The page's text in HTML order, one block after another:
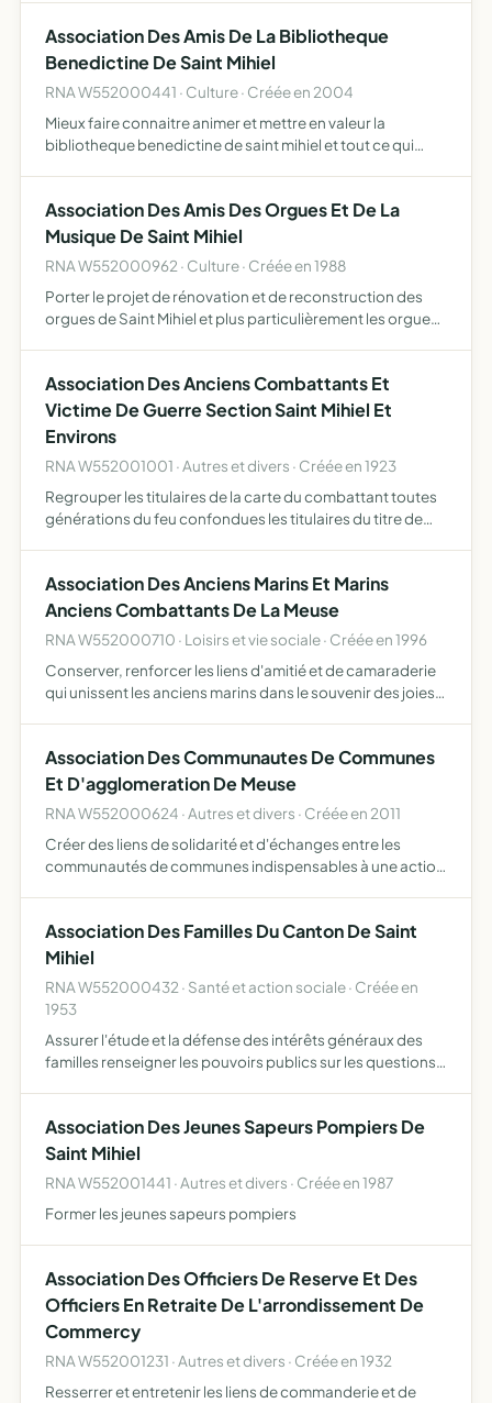
Association Des Amis De La Bibliotheque
Benedictine De Saint Mihiel
RNA W552000441 · Culture · Créée en 2004
Mieux faire connaitre animer et mettre en valeur la
bibliotheque benedictine de saint mihiel et tout ce qui
Association Des Amis Des Orgues Et De La
Musique De Saint Mihiel
RNA W552000962 · Culture · Créée en 1988
Porter le projet de rénovation et de reconstruction des
orgues de Saint Mihiel et plus particulièrement les orgues
Association Des Anciens Combattants Et
Victime De Guerre Section Saint Mihiel Et
Environs
RNA W552001001 · Autres et divers · Créée en 1923
Regrouper les titulaires de la carte du combattant toutes
générations du feu confondues les titulaires du titre de
Association Des Anciens Marins Et Marins
Anciens Combattants De La Meuse
RNA W552000710 · Loisirs et vie sociale · Créée en 1996
Conserver, renforcer les liens d'amitié et de camaraderie
qui unissent les anciens marins dans le souvenir des joies,
Association Des Communautes De Communes
Et D'agglomeration De Meuse
RNA W552000624 · Autres et divers · Créée en 2011
Créer des liens de solidarité et d'échanges entre les
communautés de communes indispensables à une action
expérience…
Association Des Familles Du Canton De Saint
Mihiel
RNA W552000432 · Santé et action sociale · Créée en
1953
Assurer l'étude et la défense des intérêts généraux des
familles renseigner les pouvoirs publics sur les questions
Association Des Jeunes Sapeurs Pompiers De
Saint Mihiel
RNA W552001441 · Autres et divers · Créée en 1987
Former les jeunes sapeurs pompiers
Association Des Officiers De Reserve Et Des
Officiers En Retraite De L'arrondissement De
Commercy
RNA W552001231 · Autres et divers · Créée en 1932
Resserrer et entretenir les liens de commanderie et de